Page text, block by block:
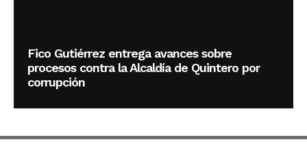
Fico Gutiérrez entrega avances sobre
procesos contra la Alcaldía de Quintero por
corrupción